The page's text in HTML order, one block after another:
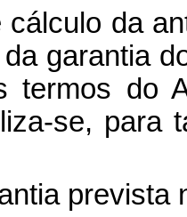
cálculo da
garantia
termos do
se, para
prevista